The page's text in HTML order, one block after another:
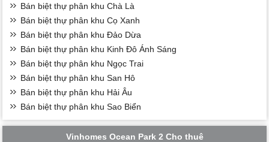
Bán biệt thự phân khu Chà Là
Bán biệt thự phân khu Cọ Xanh
Bán biệt thự phân khu Đảo Dừa
Bán biệt thự phân khu Kinh Đô Ánh Sáng
Bán biệt thự phân khu Ngọc Trai
Bán biệt thự phân khu San Hô
Bán biệt thự phân khu Hải Âu
Bán biệt thự phân khu Sao Biển
Vinhomes Ocean Park 2 Cho thuê